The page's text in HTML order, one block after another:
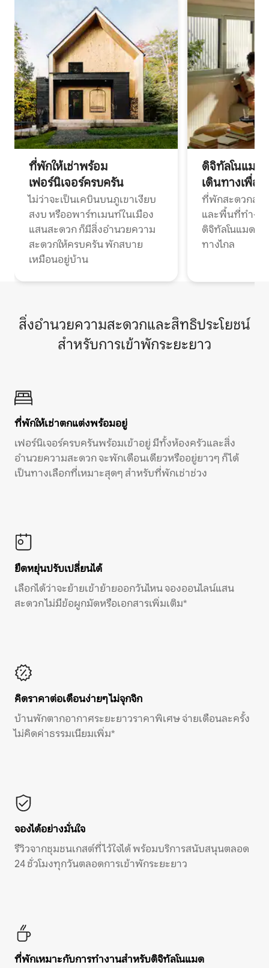
ที่พักให้เช่าพร้อม
เฟอร์นิเจอร์ครบครัน
ไม่ว่าจะเป็นเคบินบนภูเขาเงียบ
สงบ หรืออพาร์ทเมนท์ในเมือง
แสนสะดวก ก็มีสิ่งอำนวยความ
สะดวกให้ครบครัน พักสบาย
เหมือนอยู่บ้าน
ดิจิทัลโนแมด
เดินทางเพื่อ
ที่พักสะดวกสบ
และพื้นที่ทำงา
ดิจิทัลโนแมดแ
ทางไกล
สิ่งอำนวยความสะดวกและสิทธิประโยชน์
สำหรับการเข้าพักระยะยาว
ที่พักให้เช่าตกแต่งพร้อมอยู่
เฟอร์นิเจอร์ครบครันพร้อมเข้าอยู่ มีทั้งห้องครัวและสิ่ง
อำนวยความสะดวก จะพักเดือนเดียวหรืออยู่ยาวๆ ก็ได้
เป็นทางเลือกที่เหมาะสุดๆ สำหรับที่พักเช่าช่วง
ยืดหยุ่นปรับเปลี่ยนได้
เลือกได้ว่าจะย้ายเข้าย้ายออกวันไหน จองออนไลน์แสน
สะดวก ไม่มีข้อผูกมัดหรือเอกสารเพิ่มเติม*
คิดราคาต่อเดือนง่ายๆ ไม่จุกจิก
บ้านพักตากอากาศระยะยาวราคาพิเศษ จ่ายเดือนละครั้ง
ไม่คิดค่าธรรมเนียมเพิ่ม*
จองได้อย่างมั่นใจ
รีวิวจากชุมชนเกสต์ที่ไว้ใจได้ พร้อมบริการสนับสนุนตลอด
24 ชั่วโมงทุกวันตลอดการเข้าพักระยะยาว
ที่พักเหมาะกับการทำงานสำหรับดิจิทัลโนแมด